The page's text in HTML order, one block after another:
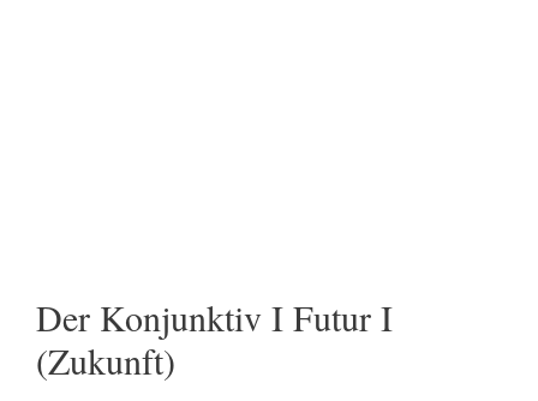
Der Konjunktiv I Futur I
(Zukunft)